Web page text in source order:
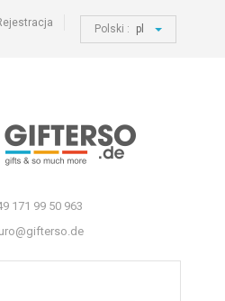
Polski : pl
171 99 50 963